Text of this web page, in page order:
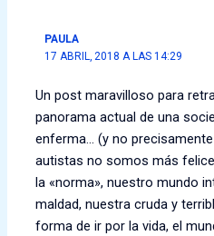
PAULA
17 ABRIL, 2018 A LAS 14:29
Un post maravilloso para
panorama actual de una
enferma… (y no
autistas no somos más
la «norma», nuestro mundo
maldad, nuestra cruda y
forma de ir por la vida, el